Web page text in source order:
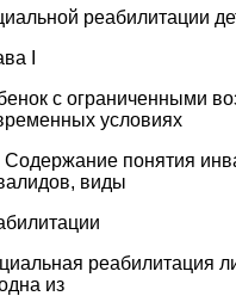
реабилитации
I
с ограниченными
условиях
Содержание понятия
виды
реабилитация
из